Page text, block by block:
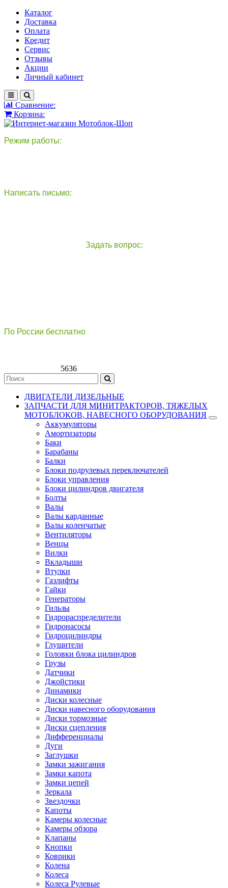
Каталог
Доставка
Оплата
Кредит
Сервис
Отзывы
Акции
Личный кабинет
Сравнение:
Корзина:
Режим работы:
Написать письмо:
Задать вопрос:
По России бесплатно
5636
ДВИГАТЕЛИ ДИЗЕЛЬНЫЕ
ЗАПЧАСТИ ДЛЯ МИНИТРАКТОРОВ, ТЯЖЕЛЫХ
МОТОБЛОКОВ, НАВЕСНОГО ОБОРУДОВАНИЯ
Аккумуляторы
Амортизаторы
Баки
Барабаны
Балки
Блоки подрулевых переключателей
Блоки управления
Блоки цилиндров двигателя
Болты
Валы
Валы карданные
Валы коленчатые
Вентиляторы
Венцы
Вилки
Вкладыши
Втулки
Газлифты
Гайки
Генераторы
Гильзы
Гидрораспределители
Гидронасосы
Гидроцилиндры
Глушители
Головки блока цилиндров
Грузы
Датчики
Джойстики
Динамики
Диски колесные
Диски навесного оборудования
Диски тормозные
Диски сцепления
Дифференциалы
Дуги
Заглушки
Замки зажигания
Замки капота
Замки цепей
Зеркала
Звездочки
Капоты
Камеры колесные
Камеры обзора
Клапаны
Кнопки
Коврики
Колена
Колеса
Колеса Рулевые